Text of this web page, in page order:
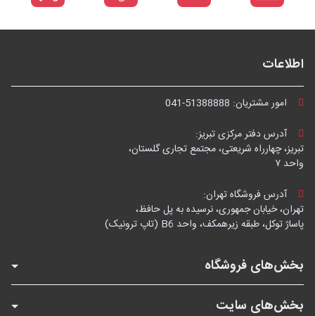
اطلاعات
امور مشتریان: 041-51388888
آدرس دفتر مرکزی تبریز:
تبریز، چهارراه شریعتی، مجتمع تجاری گلستان،
واحد ۷
آدرس فروشگاه تهران:
تهران، خیابان جمهوری، نرسیده به پل حافظ،
پاساژ توکل، طبقه زیرهمکف، واحد B6 (تاپ ترونیک)
بخش‌های فروشگاه
بخش‌های سایت